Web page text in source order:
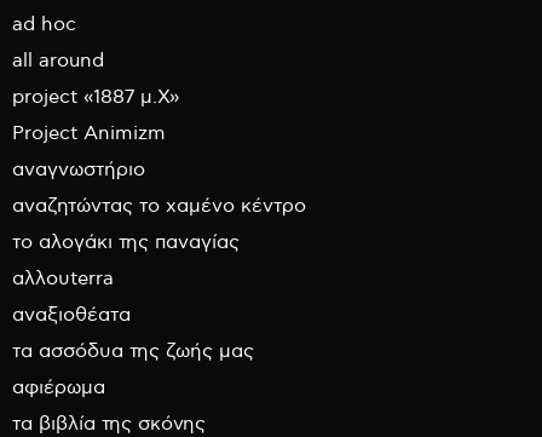
ad hoc
all around
project «1887 μ.Χ»
Project Animizm
αναγνωστήριο
αναζητώντας το χαμένο κέντρο
το αλογάκι της παναγίας
αλλουterra
αναξιοθέατα
τα ασσόδυα της ζωής μας
αφιέρωμα
τα βιβλία της σκόνης